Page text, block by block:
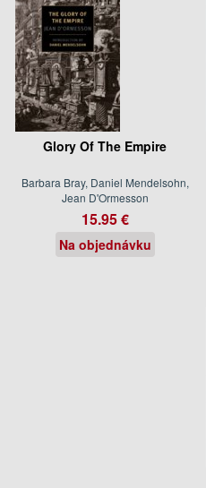
Glory Of The Empire
Barbara Bray, Daniel Mendelsohn,
Jean D'Ormesson
15.95 €
Na objednávku